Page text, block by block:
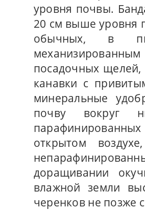
уровня почвы.
20 см выше уровня
обычных, в
посадочных щелей,
канавки с
минеральные
почву вокруг
открытом
доращивании
влажной земли
черенков не позже